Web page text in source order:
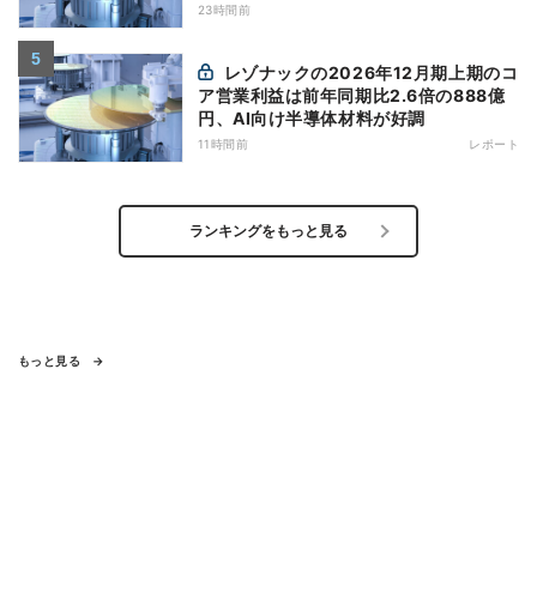
23時間前
ア営業利益は前年同期比2.6倍の888億
円、AI向け半導体材料が好調
11時間前 レポート
ランキングをもっと見る
もっと見る